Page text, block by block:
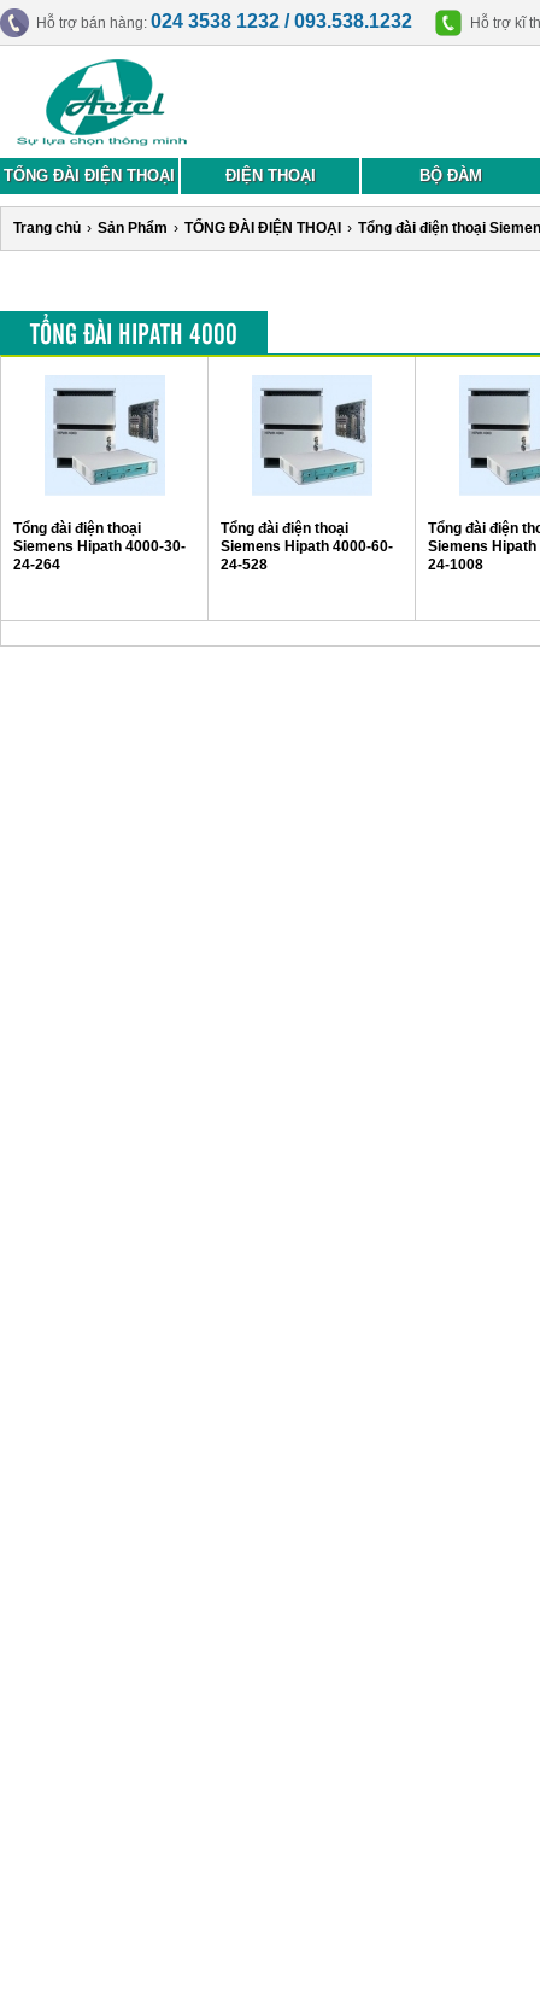
Hỗ trợ bán hàng: 024 3538 1232 / 093.538.1232 Hỗ trợ kĩ
TỔNG ĐÀI ĐIỆN THOẠI ĐIỆN THOẠI BỘ ĐÀM
Trang chủ › Sản Phẩm › TỔNG ĐÀI ĐIỆN THOẠI › Tổng đài điện thoại
TỔNG ĐÀI HIPATH 4000
Tổng đài điện thoại
Siemens Hipath 4000-30-
24-264
Tổng đài điện thoại
Siemens Hipath 4000-60-
24-528
Tổng đài điện
Siemens Hipath
24-1008